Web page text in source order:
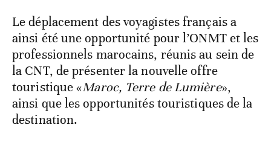
Le déplacement des voyagistes français a
ainsi été une opportunité pour l’ONMT et les
professionnels marocains, réunis au sein de
la CNT, de présenter la nouvelle offre
touristique «Maroc, Terre de Lumière»,
ainsi que les opportunités touristiques de la
destination.